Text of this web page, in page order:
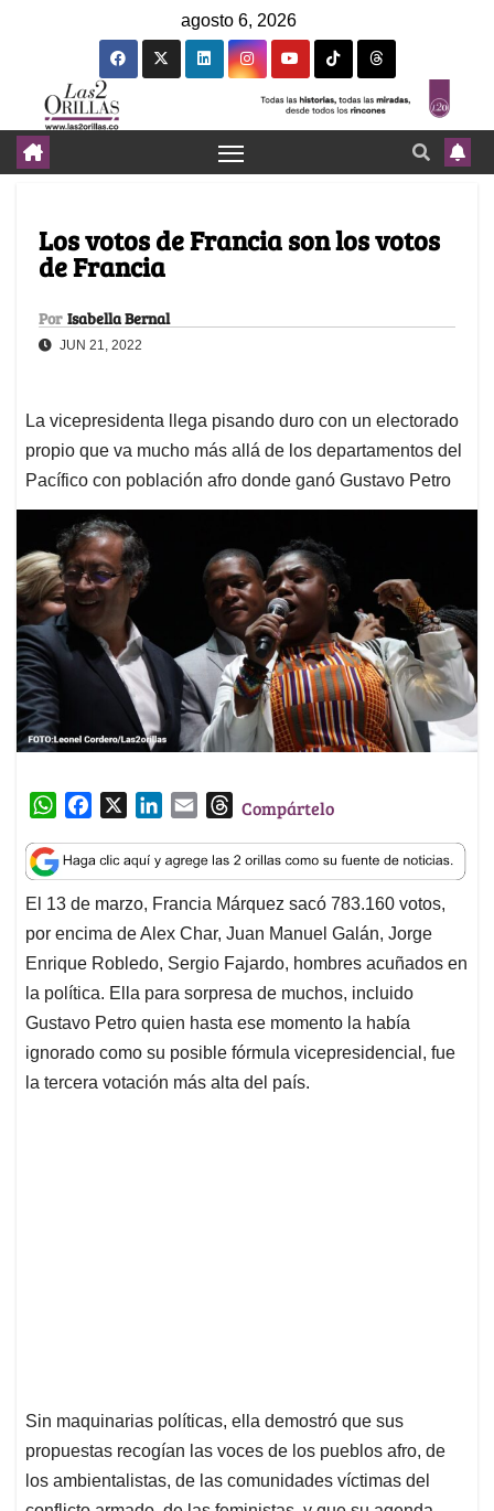
agosto 6, 2026
Los votos de Francia son los votos
de Francia
Por Isabella Bernal
JUN 21, 2022
La vicepresidenta llega pisando duro con un electorado
propio que va mucho más allá de los departamentos del
Pacífico con población afro donde ganó Gustavo Petro
W
a
t
s
A
p
p
c
e
b
o
o
k
n
k
e
d
n
a
i
l
T
r
e
a
d
s
Compártelo
El 13 de marzo, Francia Márquez sacó 783.160 votos,
por encima de Alex Char, Juan Manuel Galán, Jorge
Enrique Robledo, Sergio Fajardo, hombres acuñados en
la política. Ella para sorpresa de muchos, incluido
Gustavo Petro quien hasta ese momento la había
ignorado como su posible fórmula vicepresidencial, fue
la tercera votación más alta del país.
Sin maquinarias políticas, ella demostró que sus
propuestas recogían las voces de los pueblos afro, de
los ambientalistas, de las comunidades víctimas del